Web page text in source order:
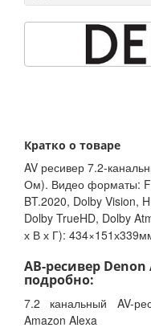
Кратко о товаре
AV ресивер 7.2-
Ом). Видео форматы:
BT.2020, Dolby Vision,
Dolby TrueHD, Dolby
х В х Г):
АВ-ресивер Denon
подробно:
7.2 канальный AV-
Amazon Alexa